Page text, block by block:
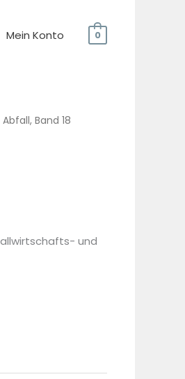
Mein Konto 0
Band 18
und